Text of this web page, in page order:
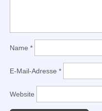
Name *
E-Mail-Adresse *
Website